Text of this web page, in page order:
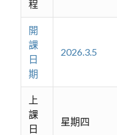
程
開
課
日
期
2026.3.5
上
課
日
星期四